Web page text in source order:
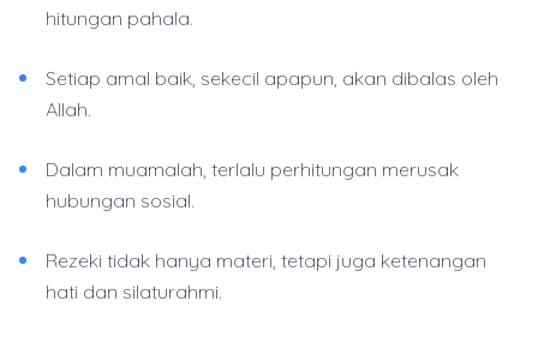
hitungan pahala.
Setiap amal baik, sekecil apapun, akan dibalas oleh
Allah.
Dalam muamalah, terlalu perhitungan merusak
hubungan sosial.
Rezeki tidak hanya materi, tetapi juga ketenangan
hati dan silaturahmi.